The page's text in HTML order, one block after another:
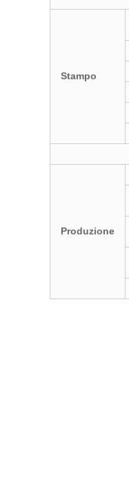
Stampo
Produzione